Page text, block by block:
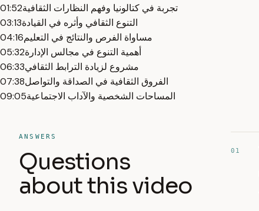
01:52تجربة في كتالونيا وفهم النظارات الثقافية
03:13التنوع الثقافي وأثره في القيادة
04:16مساواة الفرص والنتائج في التعليم
05:32أهمية التنوع في مجالس الإدارة
06:33مشروع لزيادة الترابط الثقافي
07:38الفروق الثقافية في الصداقة والتواصل
09:05المساحات الشخصية والآداب الاجتماعية
ANSWERS
Questions
about this video
01